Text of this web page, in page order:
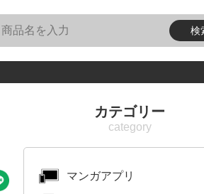
カテゴリー
マンガアプリ